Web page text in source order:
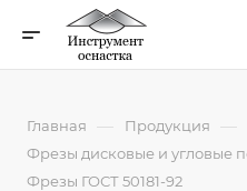
Главная — Продукция —
Фрезы дисковые и угловые
Фрезы ГОСТ 50181-92